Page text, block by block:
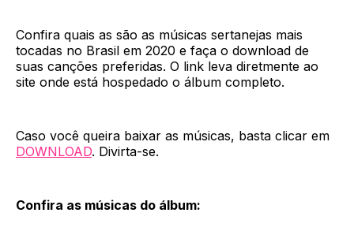
Confira quais as são as músicas sertanejas mais
tocadas no Brasil em 2020 e faça o download de
suas canções preferidas. O link leva diretmente ao
site onde está hospedado o álbum completo.
Caso você queira baixar as músicas, basta clicar em
DOWNLOAD. Divirta-se.
Confira as músicas do álbum: